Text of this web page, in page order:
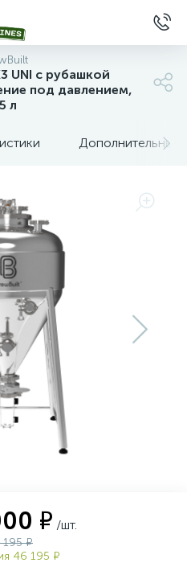
UNI с рубашкой
под давлением,
л
Дополнительные
₽ /шт.
195 ₽
46 195 ₽